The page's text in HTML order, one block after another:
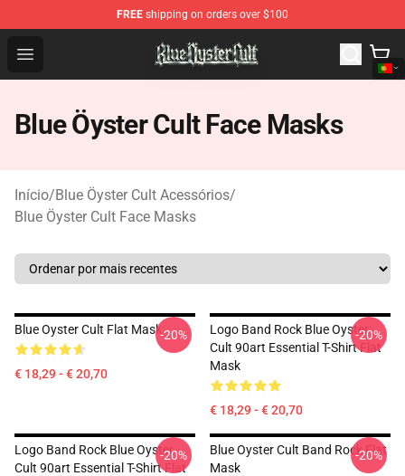
FREE shipping on orders over $100
Open menu
Blue Öyster Cult Store - Official Blue Öyster Cult
Blue Öyster Cult Face Masks
Início/Blue Öyster Cult Acessórios/
Blue Öyster Cult Face Masks
Blue Oyster Cult Flat Mask
€ 18,29 - € 20,70
-20%
Logo Band Rock Blue Oyster
Cult 90art Essential T-Shirt Flat
Mask
€ 18,29 - € 20,70
-20%
Logo Band Rock Blue Oyster
Cult 90art Essential T-Shirt Flat
-20%
Blue Oyster Cult Band Rock Flat
Mask
-20%